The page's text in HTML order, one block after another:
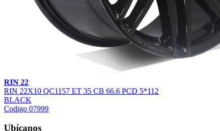
RIN 22
RIN 22X10 QC1157 ET 35 CB 66.6 PCD 5*112
BLACK
Codigo 07999
Ubícanos